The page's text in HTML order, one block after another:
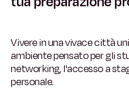
Vivere in una vivace città
ambiente pensato per gli
networking, l'accesso a
personale.